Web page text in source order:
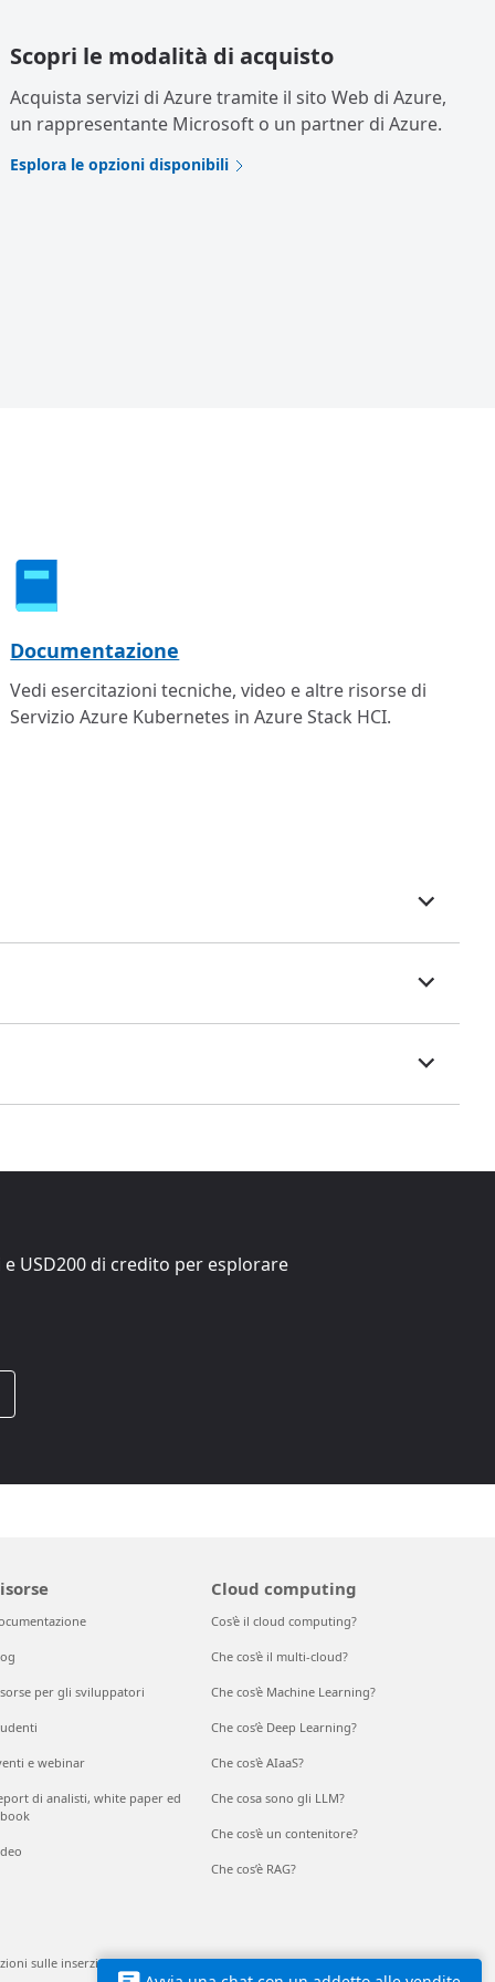
Scopri le modalità di acquisto
Acquista servizi di Azure tramite il sito Web di Azure,
un rappresentante Microsoft o un partner di Azure.
Esplora le opzioni disponibili
Documentazione
Vedi esercitazioni tecniche, video e altre risorse di
Servizio Azure Kubernetes in Azure Stack HCI.
e USD200di credito per esplorare
per gli sviluppatori
e webinar
di analisti, white paper ed
Cloud computing
Cos'è il cloud computing?
Che cos'è il multi-cloud?
Che cos'è Machine Learning?
Che cos’è Deep Learning?
Che cos'è AIaaS?
Che cosa sono gli LLM?
Che cos'è un contenitore?
Che cos’è RAG?
sulle inserzioni EU Compliance DoCs © Microsoft 2026